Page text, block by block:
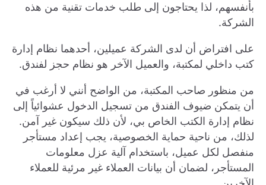
بأنفسهم، لذا يحتاجون إلى طلب خدمات تقنية من هذه
الشركة.
على افتراض أن لدى الشركة عميلين، أحدهما نظام إدارة
كتب داخلي لمكتبة، والعميل الآخر هو نظام حجز لفندق.
من منظور صاحب المكتبة، من الواضح أنني لا أرغب في
أن يتمكن ضيوف الفندق من تسجيل الدخول عشوائياً إلى
نظام إدارة الكتب الخاص بي، لأن ذلك سيكون غير آمن.
لذلك، من ناحية حماية الخصوصية، يجب إعداد مستأجر
منفصل لكل عميل، باستخدام آلية عزل معلومات
المستأجر، لضمان أن بيانات العملاء غير مرئية للعملاء